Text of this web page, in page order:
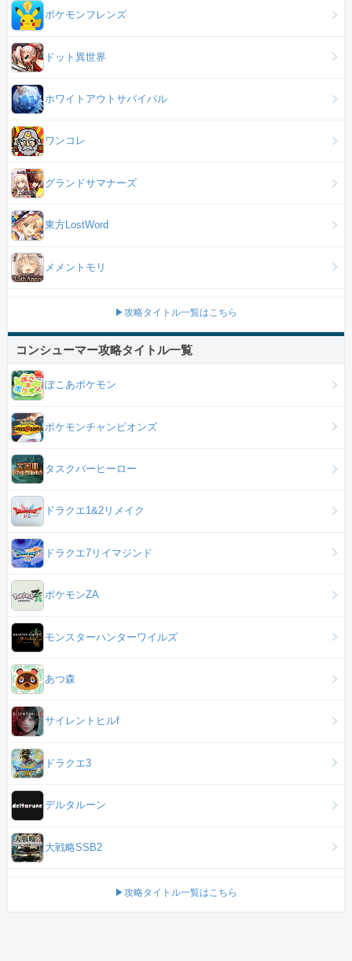
ポケモンフレンズ
ドット異世界
ホワイトアウトサバイバル
ワンコレ
グランドサマナーズ
東方LostWord
メメントモリ
▶攻略タイトル一覧はこちら
コンシューマー攻略タイトル一覧
ぽこあポケモン
ポケモンチャンピオンズ
タスクバーヒーロー
ドラクエ1&2リメイク
ドラクエ7リイマジンド
ポケモンZA
モンスターハンターワイルズ
あつ森
サイレントヒルf
ドラクエ3
デルタルーン
大戦略SSB2
▶攻略タイトル一覧はこちら